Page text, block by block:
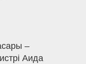
–
Аида